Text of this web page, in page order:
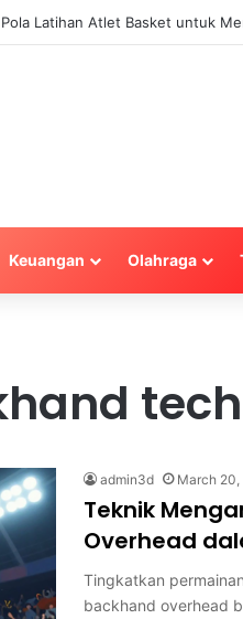
Latihan Atlet Basket untuk
Keuangan Olahraga
admin3d March
Teknik
Overhead
Tingkatkan
backhand overhead